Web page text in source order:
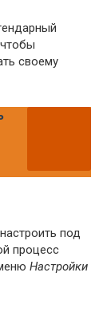
своему
под
процесс
Настройки